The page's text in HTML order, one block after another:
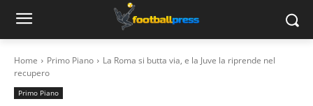
Home Primo Piano
La Roma si butta via, e la Juve la riprende nel
recupero
Primo Piano